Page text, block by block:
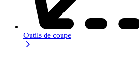
Outils de coupe